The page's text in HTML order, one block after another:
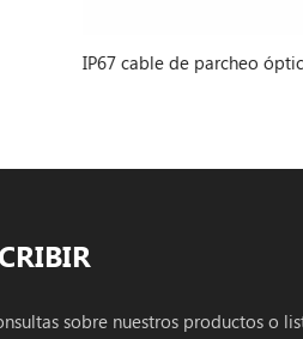
de parcheo óptico
8 fibras
sobre nuestros productos o